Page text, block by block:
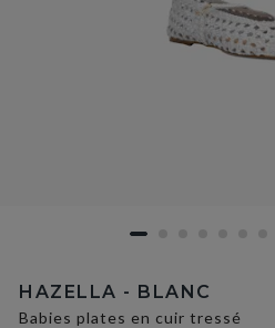
HAZELLA - BLANC
Babies plates en cuir tressé